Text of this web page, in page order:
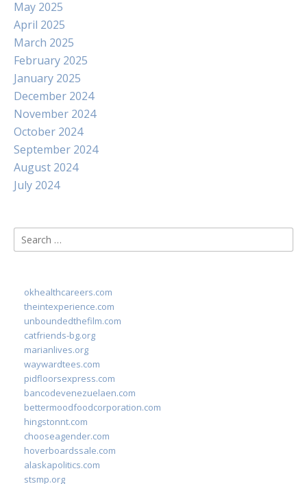
May 2025
April 2025
March 2025
February 2025
January 2025
December 2024
November 2024
October 2024
September 2024
August 2024
July 2024
Search
for:
okhealthcareers.com
theintexperience.com
unboundedthefilm.com
catfriends-bg.org
marianlives.org
waywardtees.com
pidfloorsexpress.com
bancodevenezuelaen.com
bettermoodfoodcorporation.com
hingstonnt.com
chooseagender.com
hoverboardssale.com
alaskapolitics.com
stsmp.org